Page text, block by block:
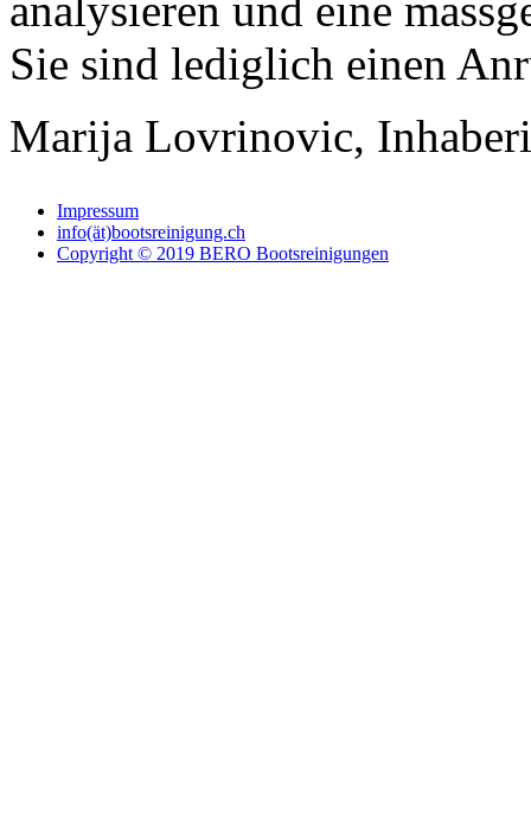
Sie sind lediglich einen
Marija Lovrinovic,
Impressum
info(ät)bootsreinigung.ch
Copyright © 2019 BERO Bootsreinigungen